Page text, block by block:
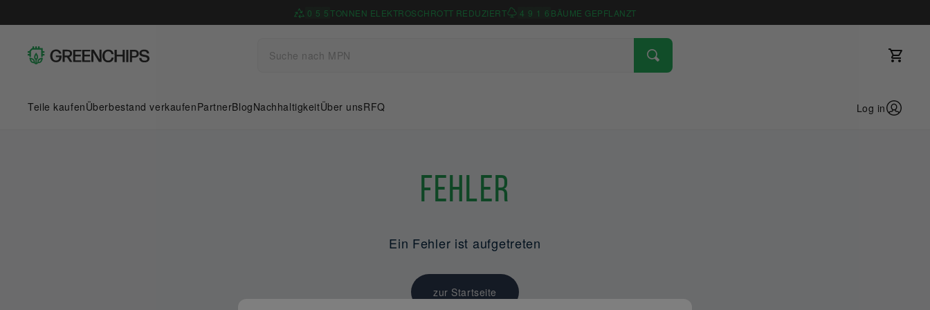
0 5 5 TONNEN ELEKTROSCHROTT REDUZIERT 4 9 1 6 BÄUME GEPFLANZT
Teile kaufenÜberbestand verkaufenPartnerBlogNachhaltigkeitÜber unsRFQ Log in
Fehler
Ein Fehler ist aufgetreten
zur Startseite